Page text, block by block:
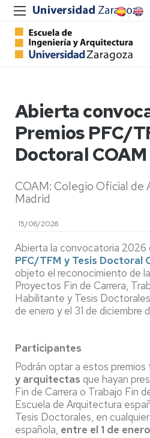
Abierta
Premios PFC/
Doctoral
COAM: Colegio Oficial de
Madrid
15/06/2026
Abierta la convocatoria 2026
PFC/TFM y Tesis Doctoral
objeto el reconocimiento de
Proyectos Fin de Carrera,
Habilitante y Tesis
de enero y el 31 de diciembre
Participantes
Podrán optar a estos premios
y arquitectas que hayan
Fin de Carrera o Trabajo Fin
Escuela de Arquitectura
Tesis Doctorales, en
española, entre el 1 de